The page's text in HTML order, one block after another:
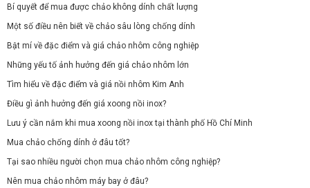
Bí quyết để mua được chảo không dính chất lượng
Một số điều nên biết về chảo sâu lòng chống dính
Bật mí về đặc điểm và giá chảo nhôm công nghiệp
Những yếu tố ảnh hưởng đến giá chảo nhôm lớn
Tìm hiểu về đặc điểm và giá nồi nhôm Kim Anh
Điều gì ảnh hưởng đến giá xoong nồi inox?
Lưu ý cần nắm khi mua xoong nồi inox tại thành phố Hồ Chí Minh
Mua chảo chống dính ở đâu tốt?
Tại sao nhiều người chọn mua chảo nhôm công nghiệp?
Nên mua chảo nhôm máy bay ở đâu?